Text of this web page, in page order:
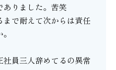
りました。苦笑
で耐えて次からは責任
員三人辞めてるの異常